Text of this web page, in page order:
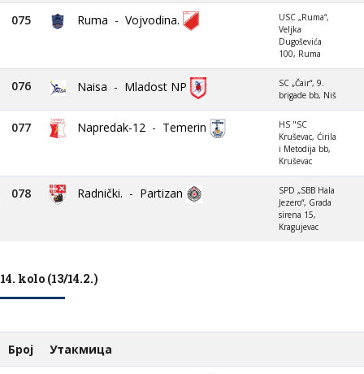
075 Ruma - Vojvodina.
USC „Ruma“,
Veljka
Dugoševića
100, Ruma
076 Naisa - Mladost NP
SC „Čair“, 9.
brigade bb, Niš
077 Napredak-12 - Temerin
HS "SC
Kruševac, Ćirila
i Metodija bb,
Kruševac
078 Radnički. - Partizan
SPD „SBB Hala
Jezero“, Grada
sirena 15,
Kragujevac
14. kolo (13/14.2.)
Број Утакмица